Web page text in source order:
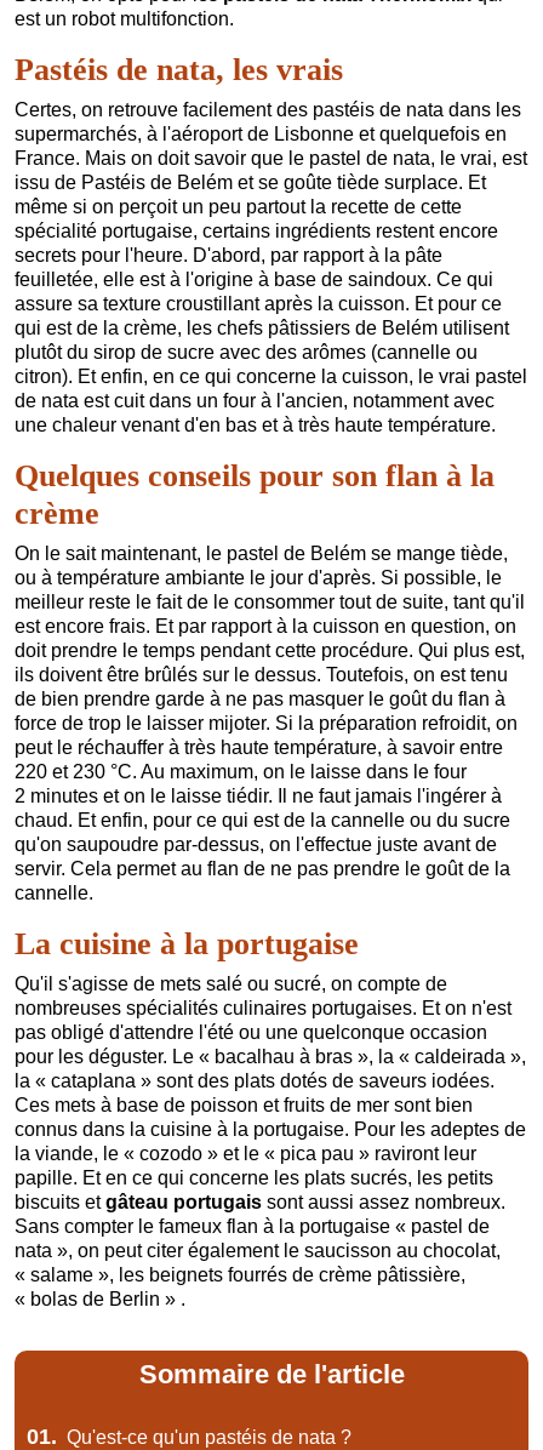
est un robot multifonction.
Pastéis de nata, les vrais
Certes, on retrouve facilement des pastéis de nata dans les
supermarchés, à l'aéroport de Lisbonne et quelquefois en
France. Mais on doit savoir que le pastel de nata, le vrai, est
issu de Pastéis de Belém et se goûte tiède surplace. Et
même si on perçoit un peu partout la recette de cette
spécialité portugaise, certains ingrédients restent encore
secrets pour l'heure. D'abord, par rapport à la pâte
feuilletée, elle est à l'origine à base de saindoux. Ce qui
assure sa texture croustillant après la cuisson. Et pour ce
qui est de la crème, les chefs pâtissiers de Belém utilisent
plutôt du sirop de sucre avec des arômes (cannelle ou
citron). Et enfin, en ce qui concerne la cuisson, le vrai pastel
de nata est cuit dans un four à l'ancien, notamment avec
une chaleur venant d'en bas et à très haute température.
Quelques conseils pour son flan à la
crème
On le sait maintenant, le pastel de Belém se mange tiède,
ou à température ambiante le jour d'après. Si possible, le
meilleur reste le fait de le consommer tout de suite, tant qu'il
est encore frais. Et par rapport à la cuisson en question, on
doit prendre le temps pendant cette procédure. Qui plus est,
ils doivent être brûlés sur le dessus. Toutefois, on est tenu
de bien prendre garde à ne pas masquer le goût du flan à
force de trop le laisser mijoter. Si la préparation refroidit, on
peut le réchauffer à très haute température, à savoir entre
220 et 230 °C. Au maximum, on le laisse dans le four
2 minutes et on le laisse tiédir. Il ne faut jamais l'ingérer à
chaud. Et enfin, pour ce qui est de la cannelle ou du sucre
qu'on saupoudre par-dessus, on l'effectue juste avant de
servir. Cela permet au flan de ne pas prendre le goût de la
cannelle.
La cuisine à la portugaise
Qu'il s'agisse de mets salé ou sucré, on compte de
nombreuses spécialités culinaires portugaises. Et on n'est
pas obligé d'attendre l'été ou une quelconque occasion
pour les déguster. Le « bacalhau à bras », la « caldeirada »,
la « cataplana » sont des plats dotés de saveurs iodées.
Ces mets à base de poisson et fruits de mer sont bien
connus dans la cuisine à la portugaise. Pour les adeptes de
la viande, le « cozodo » et le « pica pau » raviront leur
papille. Et en ce qui concerne les plats sucrés, les petits
biscuits etgâteau portugais sont aussi assez nombreux.
Sans compter le fameux flan à la portugaise « pastel de
nata », on peut citer également le saucisson au chocolat,
« salame », les beignets fourrés de crème pâtissière,
« bolas de Berlin » .
Sommaire de l'article
01. Qu'est-ce qu'un pastéis de nata ?